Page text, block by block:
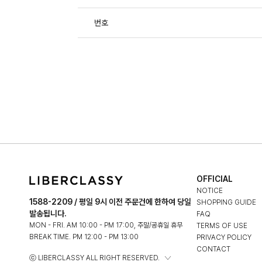
번호
1588-2209 / 평일 9시 이전 주문건에 한하여 당일
발송됩니다.
MON - FRI. AM 10:00 - PM 17:00, 주말/공휴일 휴무
BREAK TIME. PM 12:00 - PM 13:00
ⓒ LIBERCLASSY ALL RIGHT RESERVED.
OFFICIAL
NOTICE
SHOPPING GUIDE
FAQ
TERMS OF USE
PRIVACY POLICY
CONTACT